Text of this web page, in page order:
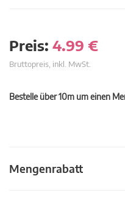
Preis: 4.99 €
Bruttopreis, inkl. MwSt.
Bestelle über 10m um einen
Mengenrabatt